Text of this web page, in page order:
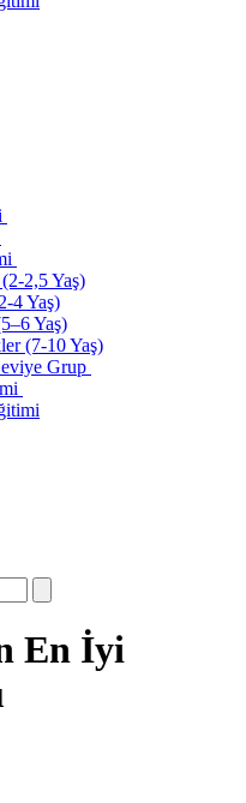
2,5 Yaş)
4 Yaş)
Yaş)
(7-10 Yaş)
Grup
En İyi